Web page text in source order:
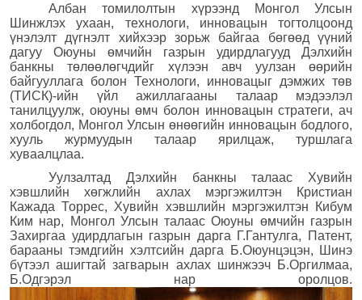
Албан томилолтын хүрээнд Монгол Улсын
Шинжлэх ухаан, технологи, инновацын тогтолцоонд
үнэлэлт дүгнэлт хийхээр зорьж байгаа бөгөөд үүний
дагуу Оюуны өмчийн газрын удирдлагууд Дэлхийн
банкны төлөөлөгчдийг хүлээн авч уулзан өөрийн
байгууллага болон Технологи, инновацыг дэмжих төв
(ТИСК)-ийн үйл ажиллагааны талаар мэдээлэл
танилцуулж, оюуны өмч болон инновацын стратеги, ач
холбогдол, Монгол Улсын өнөөгийн инновацын бодлого,
хууль журмуудын талаар ярилцаж, туршлага
хуваалцлаа.
Уулзалтад Дэлхийн банкны талаас Хувийн
хэвшлийн хөгжлийн ахлах мэргэжилтэн Кристиан
Кажада Торрес, Хувийн хэвшлийн мэргэжилтэн Кибум
Ким нар, Монгол Улсын талаас Оюуны өмчийн газрын
Захиргаа удирдлагын газрын дарга Г.Гантулга, Патент,
барааны тэмдгийн хэлтсийн дарга Б.Оюунцэцэн, Шинэ
бүтээл ашигтай загварын ахлах шинжээч Б.Оргилмаа,
Б.Одгэрэл нар оролцов.